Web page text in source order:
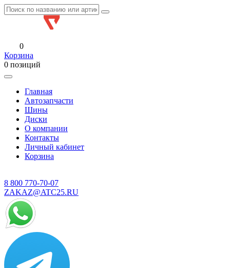
0
Корзина
0 позиций
Главная
Автозапчасти
Шины
Диски
О компании
Контакты
Личный кабинет
Корзина
8 800 770-70-07
ZAKAZ@ATC25.RU